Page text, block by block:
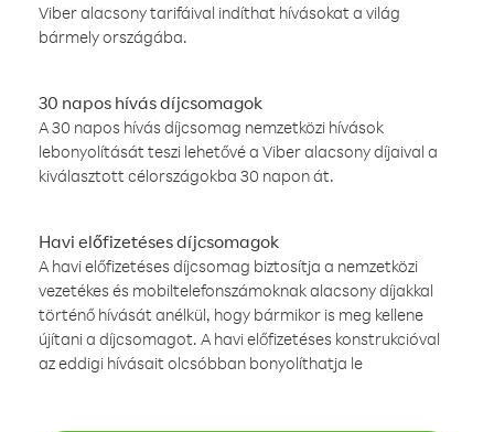
Viber alacsony tarifáival indíthat hívásokat a világ
bármely országába.
30 napos hívás díjcsomagok
A 30 napos hívás díjcsomag nemzetközi hívások
lebonyolítását teszi lehetővé a Viber alacsony díjaival a
kiválasztott célországokba 30 napon át.
Havi előfizetéses díjcsomagok
A havi előfizetéses díjcsomag biztosítja a nemzetközi
vezetékes és mobiltelefonszámoknak alacsony díjakkal
történő hívását anélkül, hogy bármikor is meg kellene
újítani a díjcsomagot. A havi előfizetéses konstrukcióval
az eddigi hívásait olcsóbban bonyolíthatja le